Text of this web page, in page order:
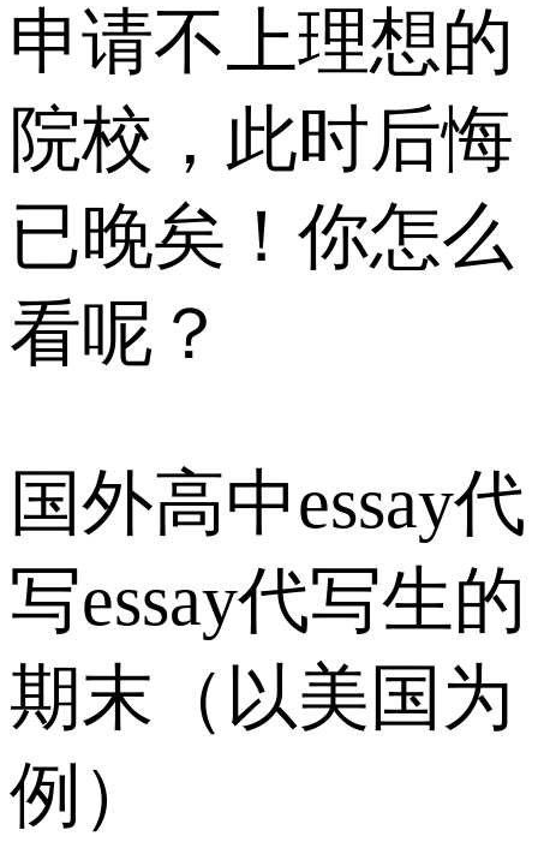
申请不上理想的
院校，此时后悔
已晚矣！你怎么
看呢？
国外高中essay代
写essay代写生的
期末（以美国为
例）